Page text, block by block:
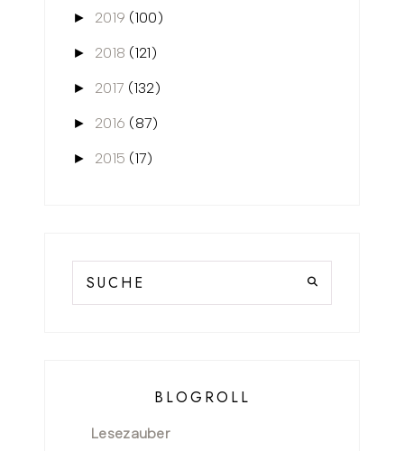
► 2019 (100)
► 2018 (121)
► 2017 (132)
► 2016 (87)
► 2015 (17)
BLOGROLL
Lesezauber